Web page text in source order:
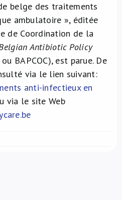
belge des traitements
ambulatoire », éditée
de Coordination de la
Antibiotic Policy
BAPCOC), est parue. De
via le lien suivant:
anti-infectieux en
via le site Web